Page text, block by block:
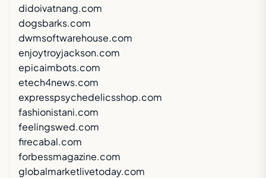
didoivatnang.com
dogsbarks.com
dwmsoftwarehouse.com
enjoytroyjackson.com
epicaimbots.com
etech4news.com
expresspsychedelicsshop.com
fashionistani.com
feelingswed.com
firecabal.com
forbessmagazine.com
globalmarketlivetoday.com